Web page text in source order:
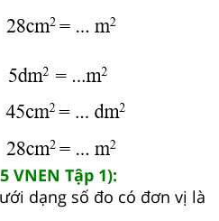
VNEN Tập 1):
dạng số đo có đơn vị là